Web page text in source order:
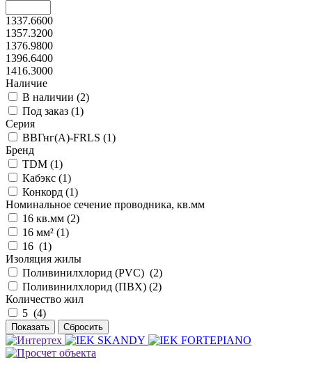
1337.6600
1357.3200
1376.9800
1396.6400
1416.3000
Наличие
В наличии (2)
Под заказ (1)
Серия
ВВГнг(А)-FRLS (1)
Бренд
TDM (1)
Кабэкс (1)
Конкорд (1)
Номинальное сечение проводника, кв.мм
16 кв.мм (2)
16 мм² (1)
16 (1)
Изоляция жилы
Поливинилхлорид (PVC) (2)
Поливинилхлорид (ПВХ) (2)
Количество жил
5 (4)